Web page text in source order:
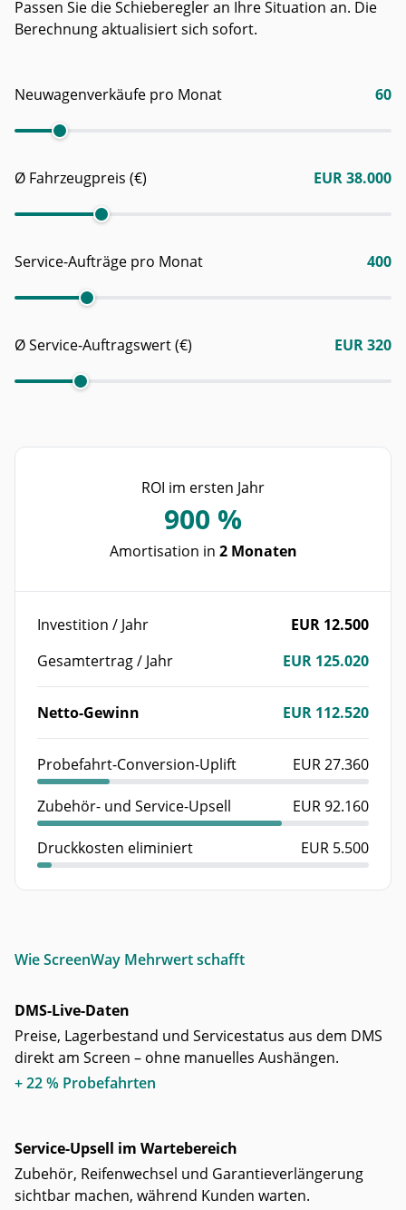
Passen Sie die Schieberegler an Ihre Situation an. Die
Berechnung aktualisiert sich sofort.
Neuwagenverkäufe pro Monat 60
Ø Fahrzeugpreis (€) EUR 38.000
Service-Aufträge pro Monat 400
Ø Service-Auftragswert (€) EUR 320
ROI im ersten Jahr
900 %
Amortisation in 2 Monaten
Investition / Jahr
EUR 12.500
Gesamtertrag / Jahr
EUR 125.020
Netto-Gewinn EUR 112.520
Probefahrt-Conversion-Uplift EUR 27.360
Zubehör- und Service-Upsell EUR 92.160
Druckkosten eliminiert EUR 5.500
Wie ScreenWay Mehrwert schafft
DMS-Live-Daten
Preise, Lagerbestand und Servicestatus aus dem DMS
direkt am Screen – ohne manuelles Aushängen.
+ 22 % Probefahrten
Service-Upsell im Wartebereich
Zubehör, Reifenwechsel und Garantieverlängerung
sichtbar machen, während Kunden warten.